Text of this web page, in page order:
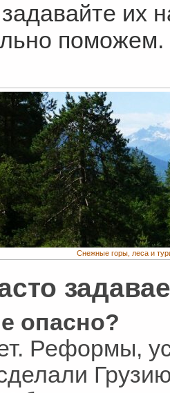
задавайте их
поможем.
Снежные горы, леса и
опасно?
Реформы,